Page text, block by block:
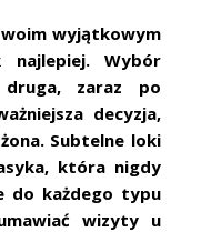
wyjątkowym
Wybór
zaraz po
decyzja,
Subtelne loki
która nigdy
do każdego typu
wizyty u